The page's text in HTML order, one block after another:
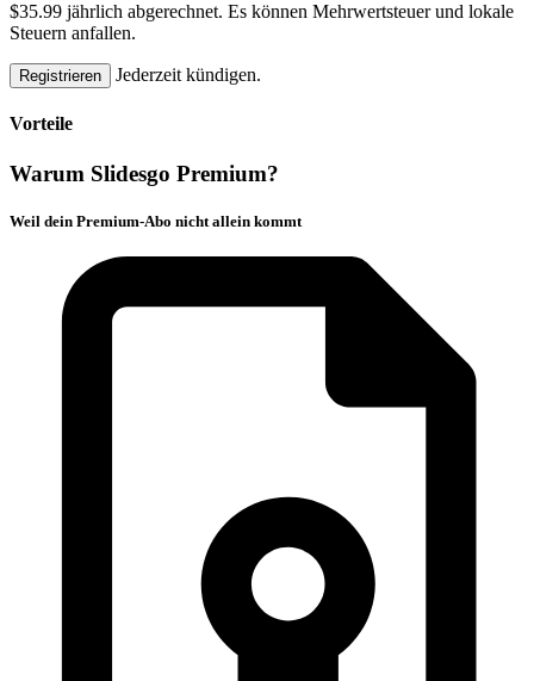
$35.99 jährlich abgerechnet. Es können Mehrwertsteuer und lokale
Steuern anfallen.
Registrieren Jederzeit kündigen.
Vorteile
Warum Slidesgo Premium?
Weil dein Premium-Abo nicht allein kommt